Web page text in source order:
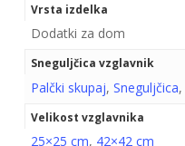
Vrsta izdelka
Dodatki za dom
Sneguljčica vzglavnik
Palčki skupaj, Sneguljčica,
Velikost vzglavnika
25×25 cm, 42×42 cm